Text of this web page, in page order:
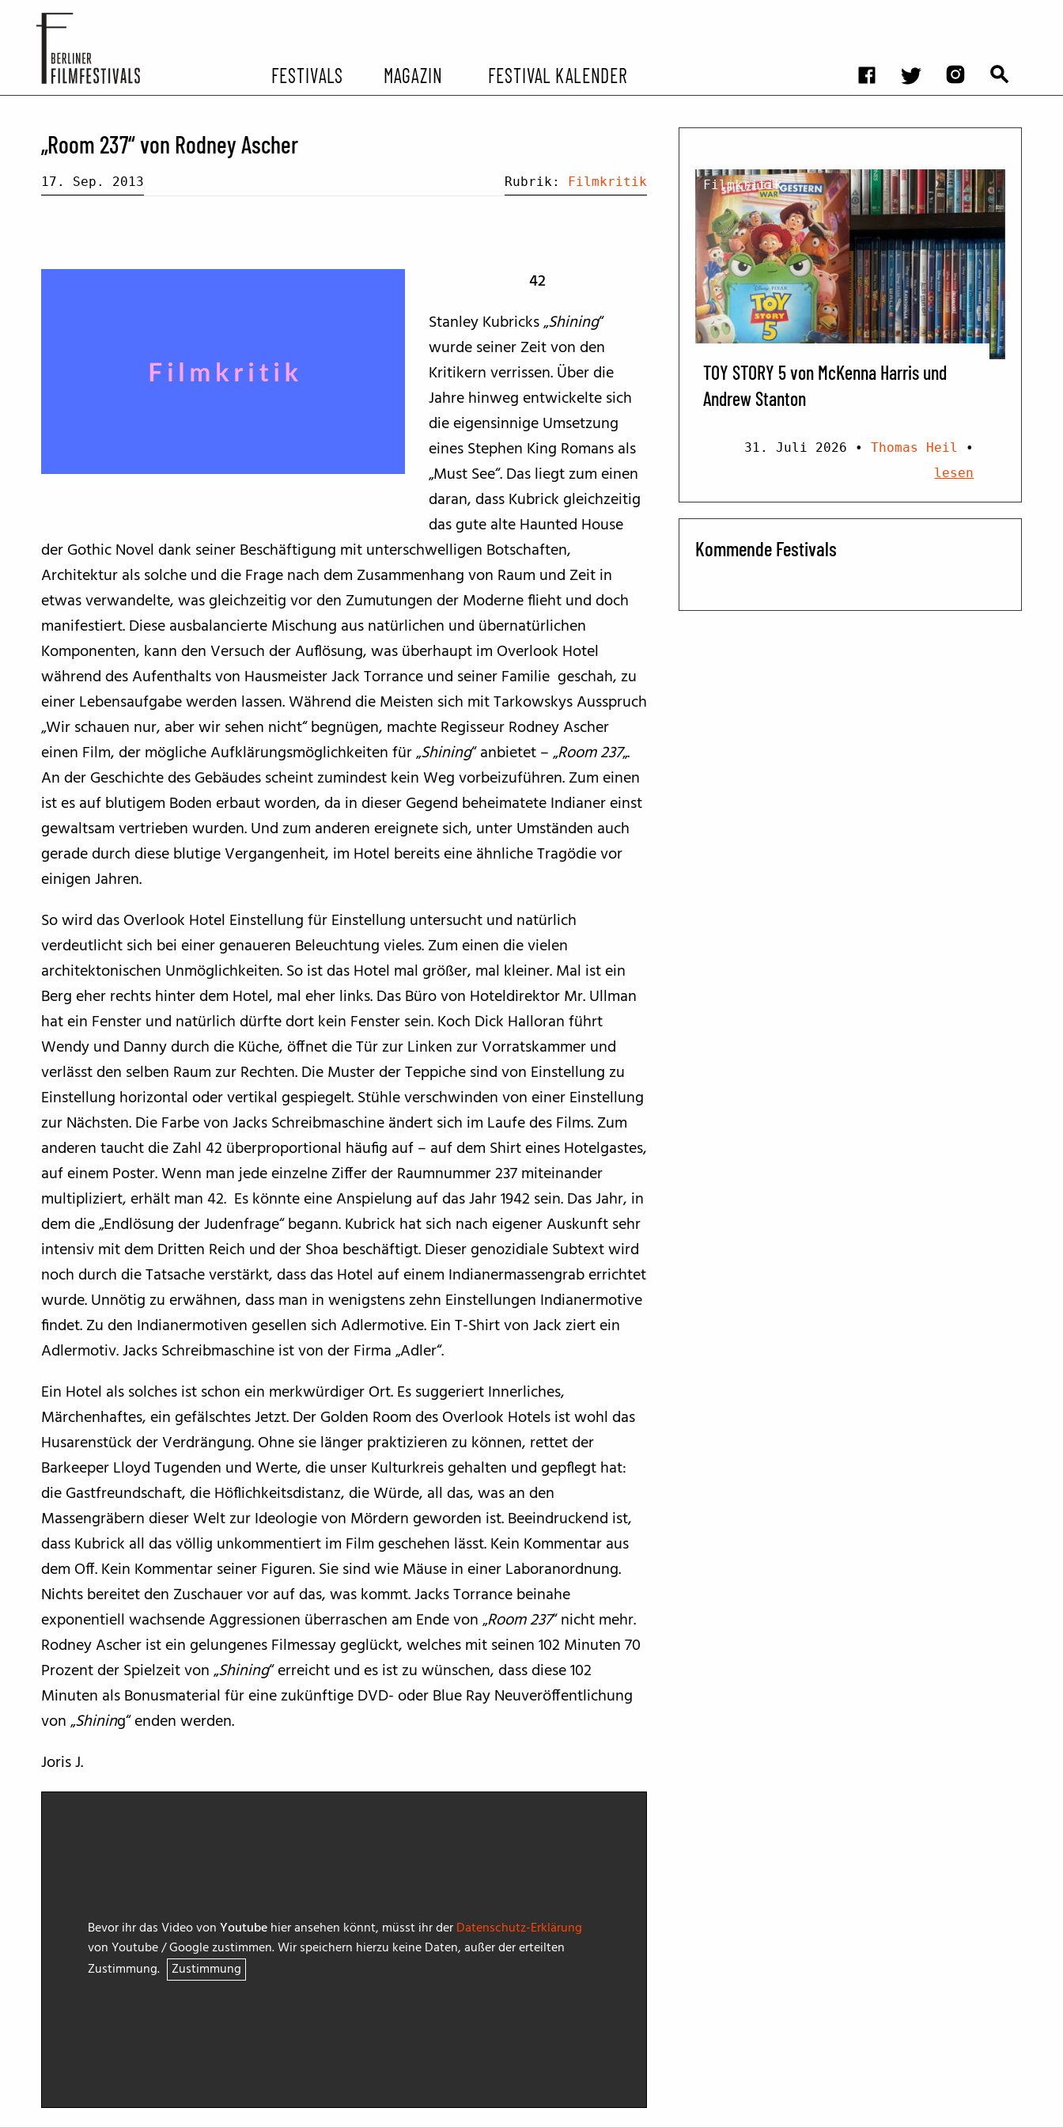
FESTIVALS
ARCHIV EHEMALIGER FILMFESTIVALS
MAGAZIN
FESTIVALBERICHTE
FILM- UND SERIEN-TIPPS
BFF ON THE ROAD
FESTIVAL KALENDER
„Room 237“ von Rodney Ascher
17. Sep. 2013 Rubrik: Filmkritik
42
Stanley Kubricks „Shining“
wurde seiner Zeit von den
Kritikern verrissen. Über die
Jahre hinweg entwickelte sich
die eigensinnige Umsetzung
eines Stephen King Romans als
„Must See“. Das liegt zum einen
daran, dass Kubrick gleichzeitig
das gute alte Haunted House
der Gothic Novel dank seiner Beschäftigung mit unterschwelligen Botschaften,
Architektur als solche und die Frage nach dem Zusammenhang von Raum und Zeit in
etwas verwandelte, was gleichzeitig vor den Zumutungen der Moderne flieht und doch
manifestiert. Diese ausbalancierte Mischung aus natürlichen und übernatürlichen
Komponenten, kann den Versuch der Auflösung, was überhaupt im Overlook Hotel
während des Aufenthalts von Hausmeister Jack Torrance und seiner Familie geschah, zu
einer Lebensaufgabe werden lassen. Während die Meisten sich mit Tarkowskys Ausspruch
„Wir schauen nur, aber wir sehen nicht“ begnügen, machte Regisseur Rodney Ascher
einen Film, der mögliche Aufklärungsmöglichkeiten für „Shining“ anbietet – „Room 237„.
An der Geschichte des Gebäudes scheint zumindest kein Weg vorbeizuführen. Zum einen
ist es auf blutigem Boden erbaut worden, da in dieser Gegend beheimatete Indianer einst
gewaltsam vertrieben wurden. Und zum anderen ereignete sich, unter Umständen auch
gerade durch diese blutige Vergangenheit, im Hotel bereits eine ähnliche Tragödie vor
einigen Jahren.
So wird das Overlook Hotel Einstellung für Einstellung untersucht und natürlich
verdeutlicht sich bei einer genaueren Beleuchtung vieles. Zum einen die vielen
architektonischen Unmöglichkeiten. So ist das Hotel mal größer, mal kleiner. Mal ist ein
Berg eher rechts hinter dem Hotel, mal eher links. Das Büro von Hoteldirektor Mr. Ullman
hat ein Fenster und natürlich dürfte dort kein Fenster sein. Koch Dick Halloran führt
Wendy und Danny durch die Küche, öffnet die Tür zur Linken zur Vorratskammer und
verlässt den selben Raum zur Rechten. Die Muster der Teppiche sind von Einstellung zu
Einstellung horizontal oder vertikal gespiegelt. Stühle verschwinden von einer Einstellung
zur Nächsten. Die Farbe von Jacks Schreibmaschine ändert sich im Laufe des Films. Zum
anderen taucht die Zahl 42 überproportional häufig auf – auf dem Shirt eines Hotelgastes,
auf einem Poster. Wenn man jede einzelne Ziffer der Raumnummer 237 miteinander
multipliziert, erhält man 42. Es könnte eine Anspielung auf das Jahr 1942 sein. Das Jahr, in
dem die „Endlösung der Judenfrage“ begann. Kubrick hat sich nach eigener Auskunft sehr
intensiv mit dem Dritten Reich und der Shoa beschäftigt. Dieser genozidiale Subtext wird
noch durch die Tatsache verstärkt, dass das Hotel auf einem Indianermassengrab errichtet
wurde. Unnötig zu erwähnen, dass man in wenigstens zehn Einstellungen Indianermotive
findet. Zu den Indianermotiven gesellen sich Adlermotive. Ein T-Shirt von Jack ziert ein
Adlermotiv. Jacks Schreibmaschine ist von der Firma „Adler“.
Ein Hotel als solches ist schon ein merkwürdiger Ort. Es suggeriert Innerliches,
Märchenhaftes, ein gefälschtes Jetzt. Der Golden Room des Overlook Hotels ist wohl das
Husarenstück der Verdrängung. Ohne sie länger praktizieren zu können, rettet der
Barkeeper Lloyd Tugenden und Werte, die unser Kulturkreis gehalten und gepflegt hat:
die Gastfreundschaft, die Höflichkeitsdistanz, die Würde, all das, was an den
Massengräbern dieser Welt zur Ideologie von Mördern geworden ist. Beeindruckend ist,
dass Kubrick all das völlig unkommentiert im Film geschehen lässt. Kein Kommentar aus
dem Off. Kein Kommentar seiner Figuren. Sie sind wie Mäuse in einer Laboranordnung.
Nichts bereitet den Zuschauer vor auf das, was kommt. Jacks Torrance beinahe
exponentiell wachsende Aggressionen überraschen am Ende von „Room 237“ nicht mehr.
Rodney Ascher ist ein gelungenes Filmessay geglückt, welches mit seinen 102 Minuten 70
Prozent der Spielzeit von „Shining“ erreicht und es ist zu wünschen, dass diese 102
Minuten als Bonusmaterial für eine zukünftige DVD- oder Blue Ray Neuveröffentlichung
von „Shining“ enden werden.
Joris J.
Bevor ihr das Video vonYoutubehier ansehen könnt, müsst ihr derDatenschutz-Erklärung
von Youtube / Google zustimmen. Wir speichern hierzu keine Daten, außer der erteilten
Zustimmung. Zustimmung
Filmkritik
TOY STORY 5 von McKenna Harris und
Andrew Stanton
31. Juli 2026 • Thomas Heil
•
lesen
Kommende Festivals